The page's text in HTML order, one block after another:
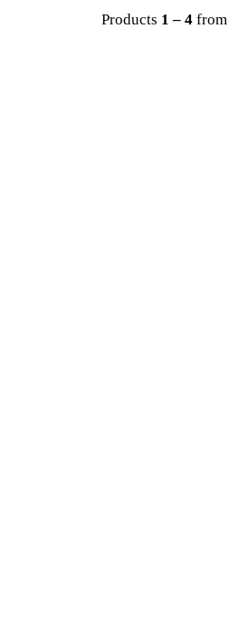
Products 1 – 4 from